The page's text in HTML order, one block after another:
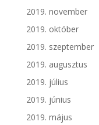
2019. november
2019. október
2019. szeptember
2019. augusztus
2019. július
2019. június
2019. május